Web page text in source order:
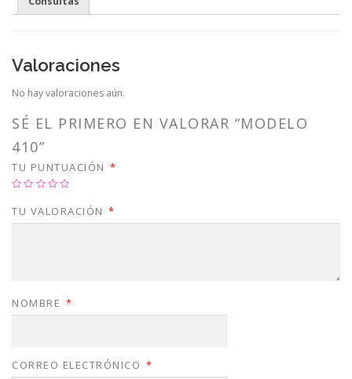
Valoraciones
No hay valoraciones aún.
SÉ EL PRIMERO EN VALORAR “MODELO
410”
TU PUNTUACIÓN *
TU VALORACIÓN *
NOMBRE *
CORREO ELECTRÓNICO *